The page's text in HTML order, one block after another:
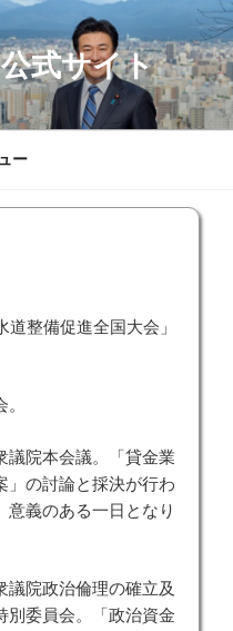
式サイト
ー
道整備促進全国大会」
議院本会議。「貸金業
」の討論と採決が行わ
意義のある一日となり
議院政治倫理の確立及
別委員会。「政治資金